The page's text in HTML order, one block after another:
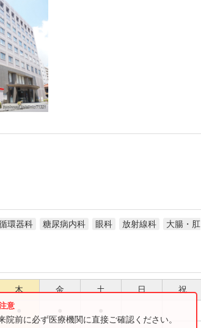
環器科 糖尿病内科 眼科 放射線科
大腸・肛
木 金 土 日 祝
前に必ず医療機関に直接ご確認ください。